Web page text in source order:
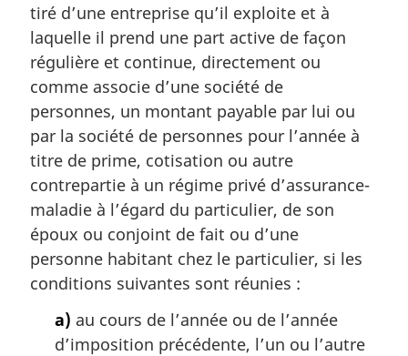
i
n
a
l
:
tiré d’une entreprise qu’il exploite et à
laquelle il prend une part active de façon
régulière et continue, directement ou
comme associe d’une société de
personnes, un montant payable par lui ou
par la société de personnes pour l’année à
titre de prime, cotisation ou autre
contrepartie à un régime privé d’assurance-
maladie à l’égard du particulier, de son
époux ou conjoint de fait ou d’une
personne habitant chez le particulier, si les
conditions suivantes sont réunies :
a) au cours de l’année ou de l’année
d’imposition précédente, l’un ou l’autre